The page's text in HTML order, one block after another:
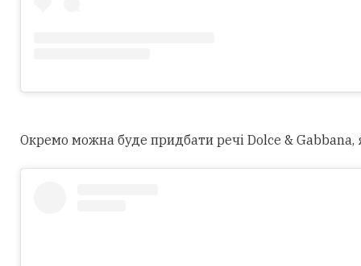
Окремо можна буде придбати речі Dolce & Gabbana,